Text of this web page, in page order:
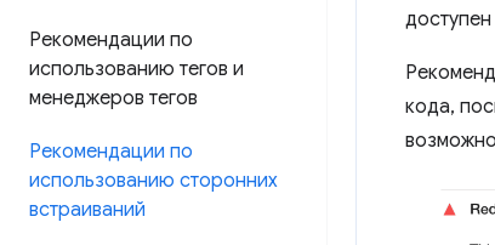
Рекомендации по
использованию тегов и
менеджеров тегов
Рекомендации по
использованию сторонних
встраиваний
кода,